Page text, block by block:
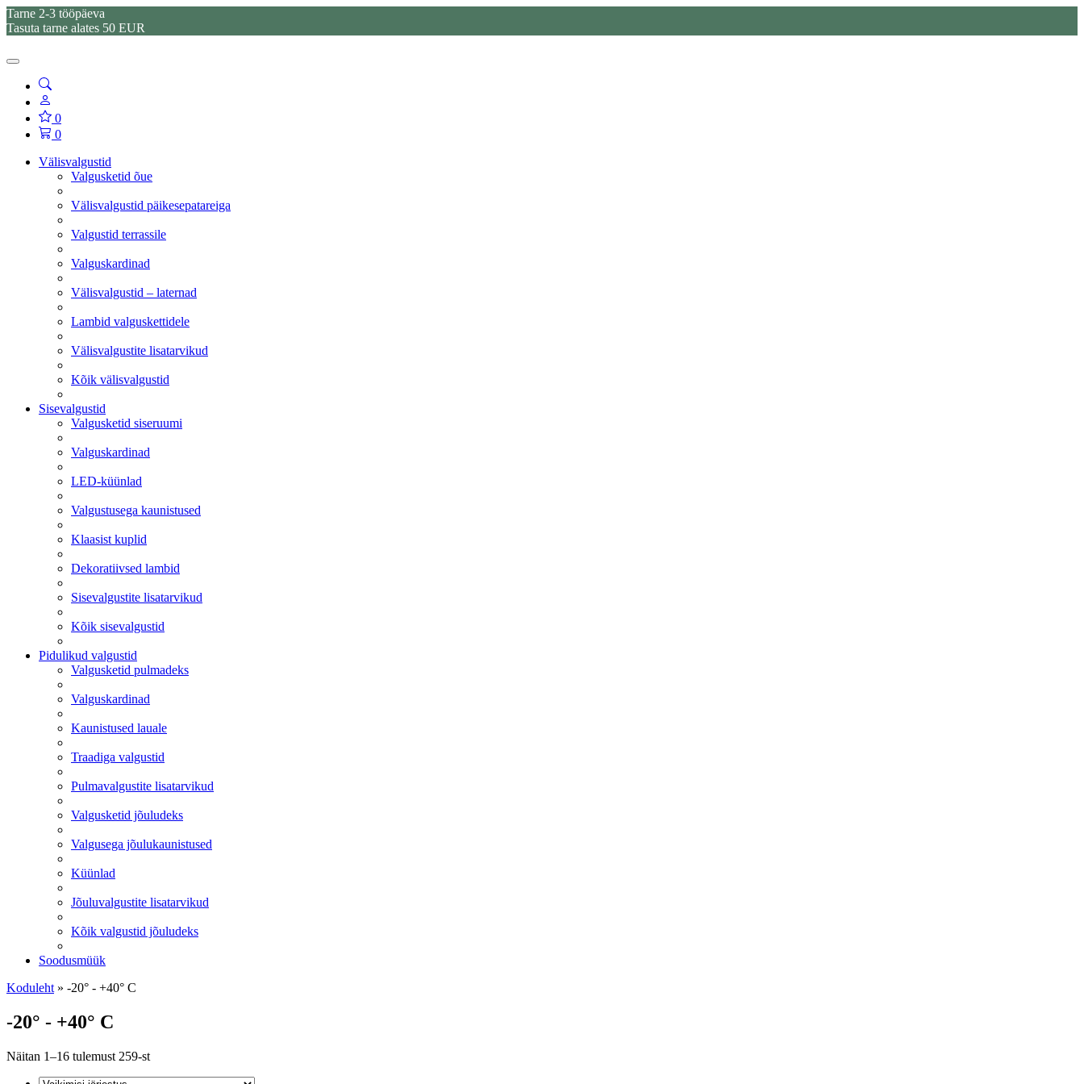
Tarne 2-3 tööpäeva
Tasuta tarne alates 50 EUR
0
0
Välisvalgustid
Valgusketid õue
Välisvalgustid päikesepatareiga
Valgustid terrassile
Valguskardinad
Välisvalgustid – laternad
Lambid valguskettidele
Välisvalgustite lisatarvikud
Kõik välisvalgustid
Sisevalgustid
Valgusketid siseruumi
Valguskardinad
LED-küünlad
Valgustusega kaunistused
Klaasist kuplid
Dekoratiivsed lambid
Sisevalgustite lisatarvikud
Kõik sisevalgustid
Pidulikud valgustid
Valgusketid pulmadeks
Valguskardinad
Kaunistused lauale
Traadiga valgustid
Pulmavalgustite lisatarvikud
Valgusketid jõuludeks
Valgusega jõulukaunistused
Küünlad
Jõuluvalgustite lisatarvikud
Kõik valgustid jõuludeks
Soodusmüük
Koduleht » -20° - +40° C
-20° - +40° C
Näitan 1–16 tulemust 259-st